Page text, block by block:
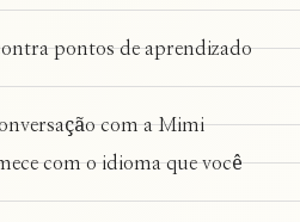
pontos de aprendizado
com a Mimi
com o idioma que você